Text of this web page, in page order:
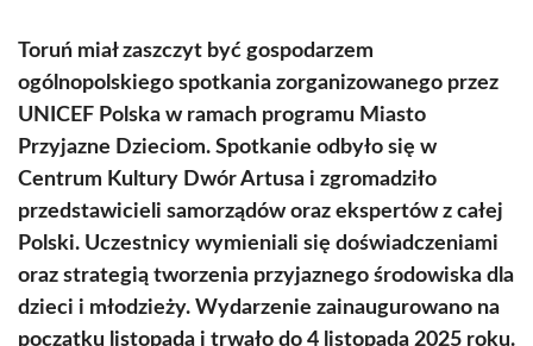
Toruń miał zaszczyt być gospodarzem
ogólnopolskiego spotkania zorganizowanego przez
UNICEF Polska w ramach programu Miasto
Przyjazne Dzieciom. Spotkanie odbyło się w
Centrum Kultury Dwór Artusa i zgromadziło
przedstawicieli samorządów oraz ekspertów z całej
Polski. Uczestnicy wymieniali się doświadczeniami
oraz strategią tworzenia przyjaznego środowiska dla
dzieci i młodzieży. Wydarzenie zainaugurowano na
początku listopada i trwało do 4 listopada 2025 roku.